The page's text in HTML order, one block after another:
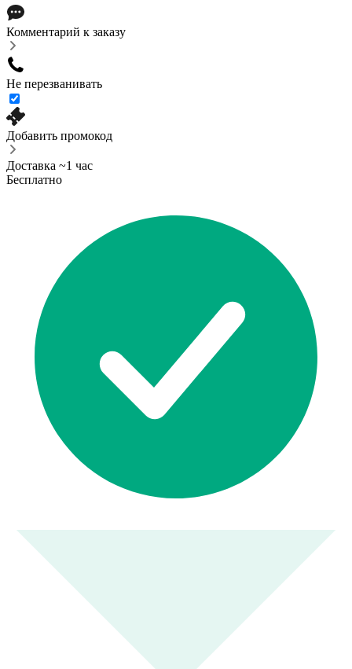
Комментарий к заказу
Не перезванивать
Добавить промокод
Доставка ~1 час
Бесплатно